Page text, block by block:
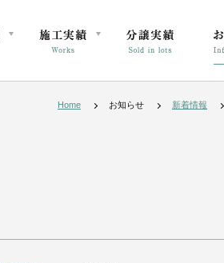
Home お知らせ 新着情報